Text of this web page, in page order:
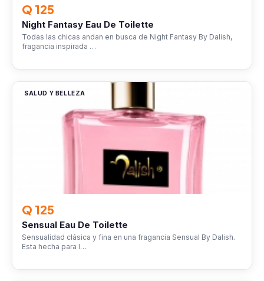
Q 125
Night Fantasy Eau De Toilette
Todas las chicas andan en busca de Night Fantasy By Dalish,
fragancia inspirada …
SALUD Y BELLEZA
Q 125
Sensual Eau De Toilette
Sensualidad clásica y fina en una fragancia Sensual By Dalish.
Esta hecha para l…